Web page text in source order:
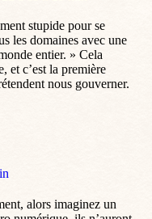
stupide pour se
les domaines avec une
entier. » Cela
et c’est la première
nous gouverner.
alors imaginez un